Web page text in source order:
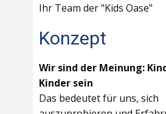
Ihr Team der "Kids Oase"
Konzept
Wir sind der Meinung:
Kinder sein
Das bedeutet für uns, sich